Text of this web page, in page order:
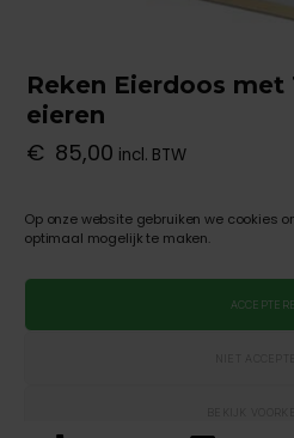
Op onze website gebruiken we cookies
optimaal mogelijk te maken.
NIET
Reken Eierdoos met
eieren
€ 85,00 incl. BTW
TOEVOEGEN AAN